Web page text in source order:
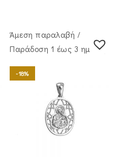
Άμεση παραλαβή /
Παράδoση 1 έως 3 ημέρες
-18%